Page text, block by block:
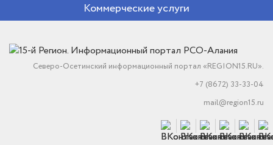
Коммерческие услуги
Северо-Осетинский информационный портал «REGION15.RU».
+7 (8672) 33-33-04
mail@region15.ru